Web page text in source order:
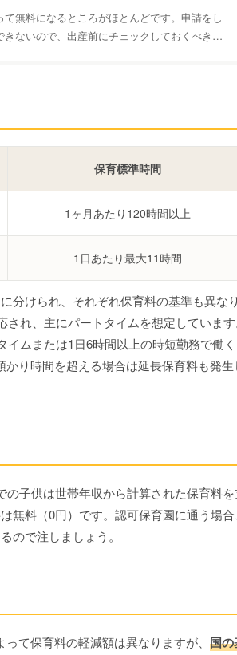
無料になるところがほとんどです。申請をし
ないので、出産前にチェックしておくべき制
保育標準時間
1ヶ月あたり120時間以上
1日あたり最大11時間
分けられ、それぞれ保育料の基準も異なり
れ、主にパートタイムを想定しています
ムまたは1日6時間以上の時短勤務で働く
り時間を超える場合は延長保育料も発生
子供は世帯年収から計算された保育料を
料（0円）です。認可保育園に通う場合
ので注しましょう。
て保育料の軽減額は異なりますが、 国の